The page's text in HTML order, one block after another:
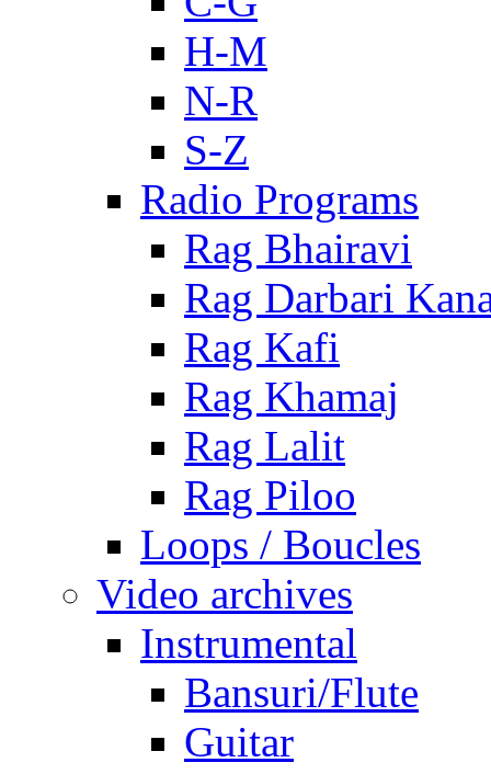
H-M
N-R
S-Z
Radio Programs
Rag Bhairavi
Rag Darbari
Rag Kafi
Rag Khamaj
Rag Lalit
Rag Piloo
Loops / Boucles
Video archives
Instrumental
Bansuri/Flute
Guitar